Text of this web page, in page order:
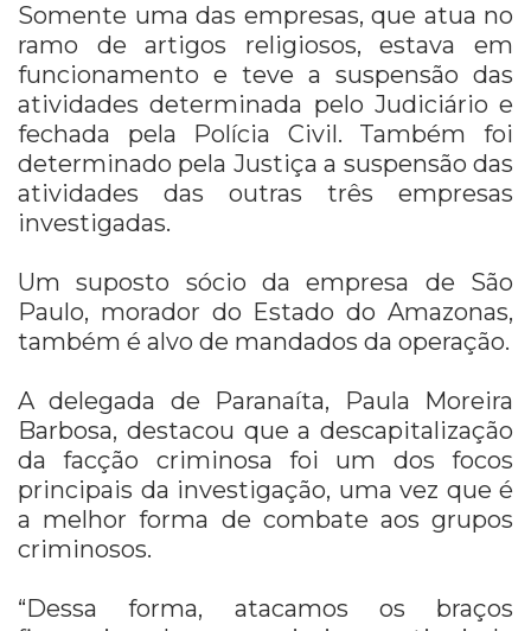
Somente uma das empresas, que atua no
ramo de artigos religiosos, estava em
funcionamento e teve a suspensão das
atividades determinada pelo Judiciário e
fechada pela Polícia Civil. Também foi
determinado pela Justiça a suspensão das
atividades das outras três empresas
investigadas.
Um suposto sócio da empresa de São
Paulo, morador do Estado do Amazonas,
também é alvo de mandados da operação.
A delegada de Paranaíta, Paula Moreira
Barbosa, destacou que a descapitalização
da facção criminosa foi um dos focos
principais da investigação, uma vez que é
a melhor forma de combate aos grupos
criminosos.
“Dessa forma, atacamos os braços